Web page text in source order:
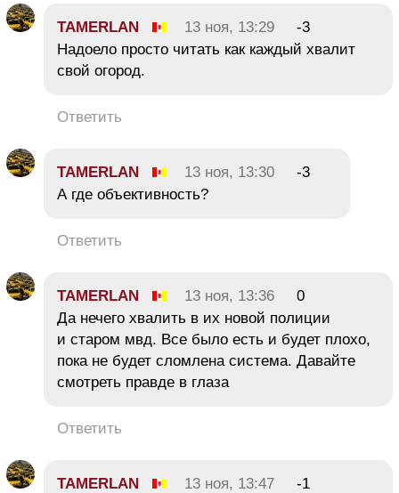
TAMERLAN 13 ноя, 13:29
-3
Надоело просто читать как каждый хвалит
свой огород.
Ответить
TAMERLAN 13 ноя, 13:30
-3
А где объективность?
Ответить
TAMERLAN 13 ноя, 13:36
0
Да нечего хвалить в их новой полиции
и старом мвд. Все было есть и будет плохо,
пока не будет сломлена система. Давайте
смотреть правде в глаза
Ответить
TAMERLAN 13 ноя, 13:47
-1